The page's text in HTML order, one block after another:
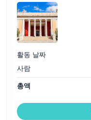
알아야 할 사항
위치
취소 정책
활동 날짜
사람
총액